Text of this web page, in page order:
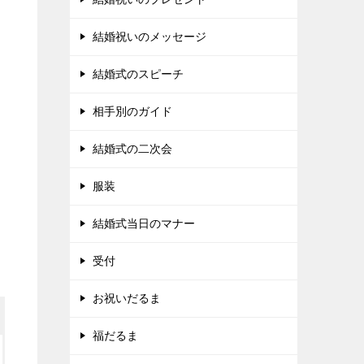
結婚祝いのメッセージ
結婚式のスピーチ
相手別のガイド
結婚式の二次会
服装
結婚式当日のマナー
受付
お祝いだるま
福だるま